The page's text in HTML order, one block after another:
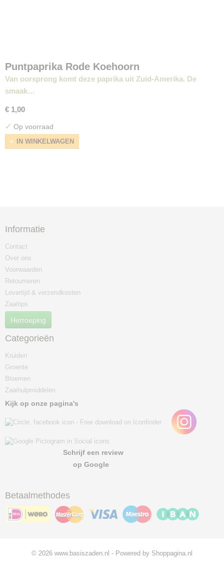
Puntpaprika Rode Koehoorn
Van oorsprong komt deze paprika uit Zuid-Amerika. De
smaak…
€ 1,00
✓ Op voorraad
IN WINKELWAGEN
Informatie
Contact
Over ons
Voorwaarden
Retourneren
Levertijd & verzendkosten
Zaaitips
Herroeping
Categorieën
Kruiden
Groente
Bloemen
Zaaihulpmiddelen
Kijk op onze pagina's
Schrijf een review
op Google
Betaalmethodes
© 2026 www.basiszaden.nl - Powered by Shoppagina.nl